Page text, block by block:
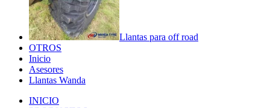
Llantas para off road
OTROS
Inicio
Asesores
Llantas Wanda
INICIO